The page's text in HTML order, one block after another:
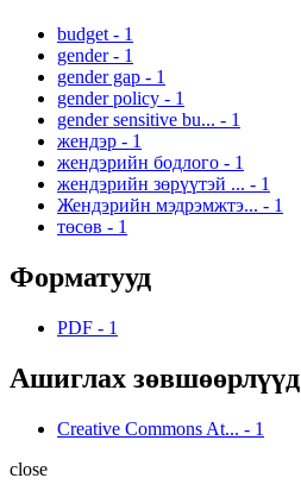
budget - 1
gender - 1
gender gap - 1
gender policy - 1
gender sensitive bu... - 1
жендэр - 1
жендэрийн бодлого - 1
жендэрийн зөрүүтэй ... - 1
Жендэрийн мэдрэмжтэ... - 1
төсөв - 1
Форматууд
PDF - 1
Ашиглах зөвшөөрлүүд
Creative Commons At... - 1
close